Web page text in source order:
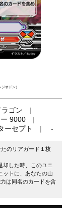
ジオドン）
ゴン
9000
ーセプト -
のリアガード１枚
却した時、このユニ
ットに、あなたの山
は同名のカードを含